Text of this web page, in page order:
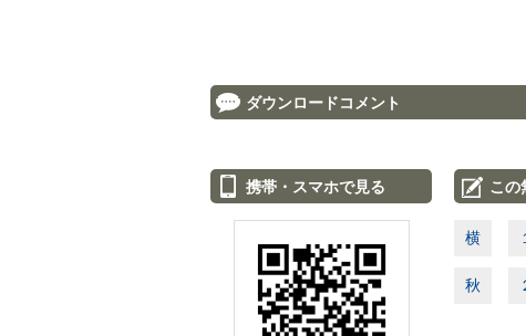
ダウンロードコメント
携帯・スマホで見る この
横
秋